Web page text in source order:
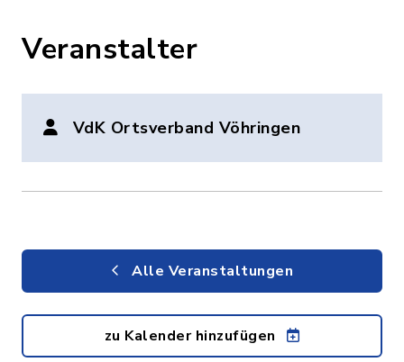
Veranstalter
VdK Ortsverband Vöhringen
Alle Veranstaltungen
zu Kalender hinzufügen